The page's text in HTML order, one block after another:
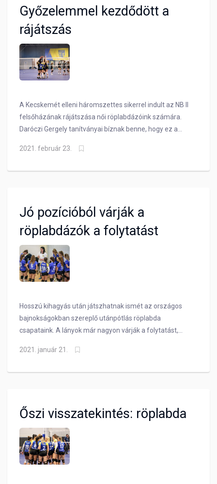
Győzelemmel kezdődött a
rájátszás
A Kecskemét elleni háromszettes sikerrel indult az NB II
felsőházának rájátszása női röplabdázóink számára.
Daróczi Gergely tanítványai bíznak benne, hogy ez a
2021. február 23.
Jó pozícióból várják a
röplabdázók a folytatást
Hosszú kihagyás után játszhatnak ismét az országos
bajnokságokban szereplő utánpótlás röplabda
csapataink. A lányok már nagyon várják a folytatást,
2021. január 21.
Őszi visszatekintés: röplabda